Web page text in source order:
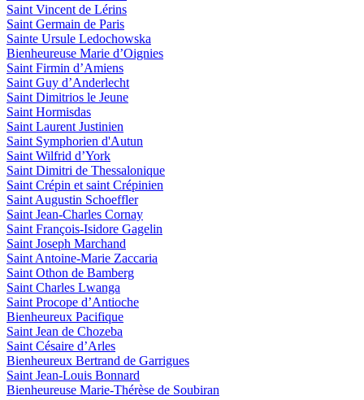
Saint Vincent de Lérins
Saint Germain de Paris
Sainte Ursule Ledochowska
Bienheureuse Marie d’Oignies
Saint Firmin d’Amiens
Saint Guy d’Anderlecht
Saint Dimitrios le Jeune
Saint Hormisdas
Saint Laurent Justinien
Saint Symphorien d'Autun
Saint Wilfrid d’York
Saint Dimitri de Thessalonique
Saint Crépin et saint Crépinien
Saint Augustin Schoeffler
Saint Jean-Charles Cornay
Saint François-Isidore Gagelin
Saint Joseph Marchand
Saint Antoine-Marie Zaccaria
Saint Othon de Bamberg
Saint Charles Lwanga
Saint Procope d’Antioche
Bienheureux Pacifique
Saint Jean de Chozeba
Saint Césaire d’Arles
Bienheureux Bertrand de Garrigues
Saint Jean-Louis Bonnard
Bienheureuse Marie-Thérèse de Soubiran